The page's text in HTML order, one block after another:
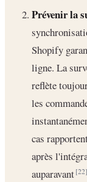
Prévenir la
Shopify
ligne. La
reflète
les
cas
après
auparavant[22]